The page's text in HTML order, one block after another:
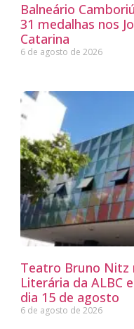
Balneário
31 medalhas nos
Catarina
6 de agosto de 2026
Teatro Bruno Nitz
Literária da ALBC
dia 15 de agosto
6 de agosto de 2026